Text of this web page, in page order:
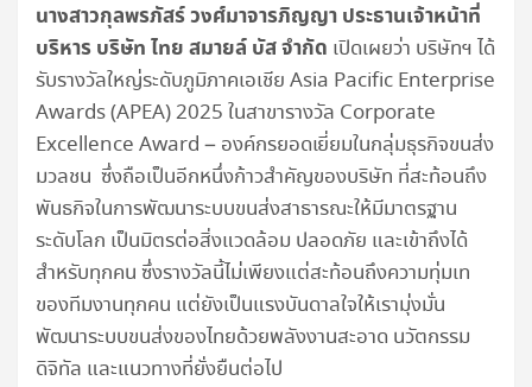
นางสาวกุลพรภัสร์ วงศ์มาจารภิญญา ประธานเจ้าหน้าที่
บริหาร บริษัท ไทย สมายล์ บัส จำกัด เปิดเผยว่า บริษัทฯ ได้
รับรางวัลใหญ่ระดับภูมิภาคเอเชีย Asia Pacific Enterprise
Awards (APEA) 2025 ในสาขารางวัล Corporate
Excellence Award – องค์กรยอดเยี่ยมในกลุ่มธุรกิจขนส่ง
มวลชน ซึ่งถือเป็นอีกหนึ่งก้าวสำคัญของบริษัท ที่สะท้อนถึง
พันธกิจในการพัฒนาระบบขนส่งสาธารณะให้มีมาตรฐาน
ระดับโลก เป็นมิตรต่อสิ่งแวดล้อม ปลอดภัย และเข้าถึงได้
สำหรับทุกคน ซึ่งรางวัลนี้ไม่เพียงแต่สะท้อนถึงความทุ่มเท
ของทีมงานทุกคน แต่ยังเป็นแรงบันดาลใจให้เรามุ่งมั่น
พัฒนาระบบขนส่งของไทยด้วยพลังงานสะอาด นวัตกรรม
ดิจิทัล และแนวทางที่ยั่งยืนต่อไป